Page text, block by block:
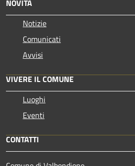
NOVITÀ
Notizie
Comunicati
Avvisi
VIVERE IL COMUNE
Luoghi
Eventi
CONTATTI